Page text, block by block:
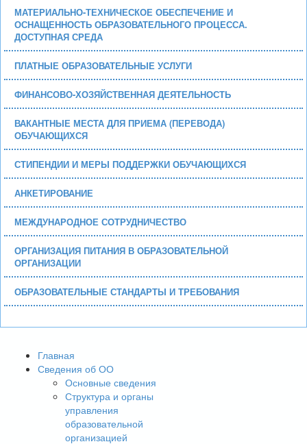
МАТЕРИАЛЬНО-ТЕХНИЧЕСКОЕ ОБЕСПЕЧЕНИЕ И
ОСНАЩЕННОСТЬ ОБРАЗОВАТЕЛЬНОГО ПРОЦЕССА.
ДОСТУПНАЯ СРЕДА
ПЛАТНЫЕ ОБРАЗОВАТЕЛЬНЫЕ УСЛУГИ
ФИНАНСОВО-ХОЗЯЙСТВЕННАЯ ДЕЯТЕЛЬНОСТЬ
ВАКАНТНЫЕ МЕСТА ДЛЯ ПРИЕМА (ПЕРЕВОДА)
ОБУЧАЮЩИХСЯ
СТИПЕНДИИ И МЕРЫ ПОДДЕРЖКИ ОБУЧАЮЩИХСЯ
АНКЕТИРОВАНИЕ
МЕЖДУНАРОДНОЕ СОТРУДНИЧЕСТВО
ОРГАНИЗАЦИЯ ПИТАНИЯ В ОБРАЗОВАТЕЛЬНОЙ
ОРГАНИЗАЦИИ
ОБРАЗОВАТЕЛЬНЫЕ СТАНДАРТЫ И ТРЕБОВАНИЯ
Главная
Сведения об ОО
Основные сведения
Структура и органы
управления
образовательной
организацией